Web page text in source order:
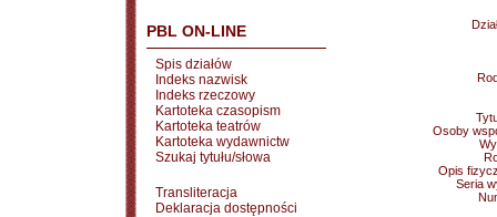
PBL ON-LINE
Spis działów
Indeks nazwisk
Indeks rzeczowy
Kartoteka czasopism
Kartoteka teatrów
Kartoteka wydawnictw
Szukaj tytułu/słowa
Transliteracja
Deklaracja dostępności
Osoby
Opis
Seria